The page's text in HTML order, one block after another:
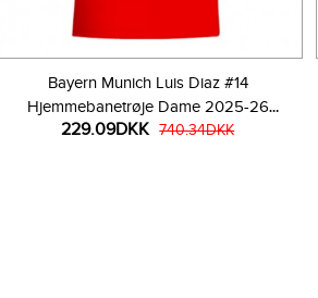
Bayern Munich Luis Diaz #14
Hjemmebanetrøje Dame 2025-26
Kortærmet
229.09DKK 740.34DKK